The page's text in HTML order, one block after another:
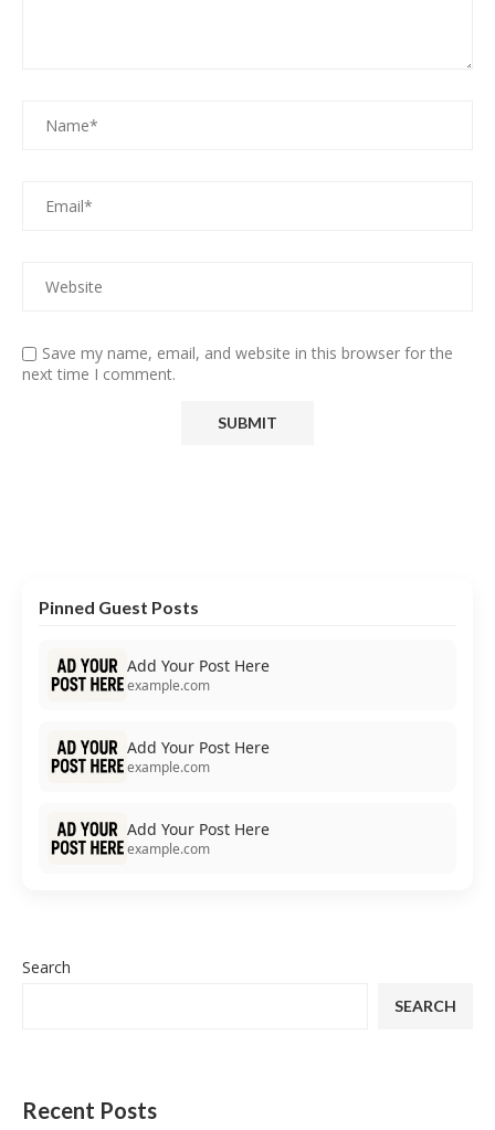
Save my name, email, and website in this browser for the
next time I comment.
Pinned Guest Posts
Add Your Post Here
example.com
Add Your Post Here
example.com
Add Your Post Here
example.com
Search
SEARCH
Recent Posts